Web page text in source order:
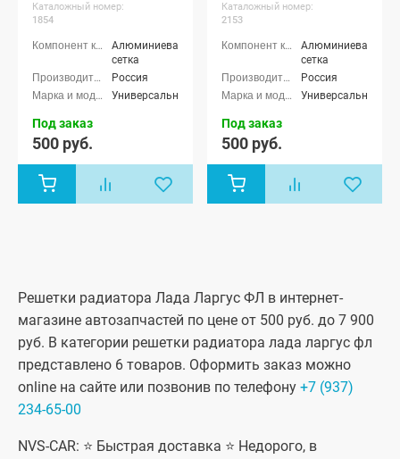
Каталожный номер:
1854
Алюминиевая
сетка
Россия
Универсальные
Под заказ
500 руб.
Каталожный номер:
2153
Алюминиевая
сетка
Россия
Универсальные
Под заказ
500 руб.
Решетки радиатора Лада Ларгус ФЛ в интернет-
магазине автозапчастей по цене от 500 руб. до 7 900
руб. В категории решетки радиатора лада ларгус фл
представлено 6 товаров. Оформить заказ можно
online на сайте или позвонив по телефону +7 (937)
234-65-00
NVS-CAR: ⭐ Быстрая доставка ⭐ Недорого, в